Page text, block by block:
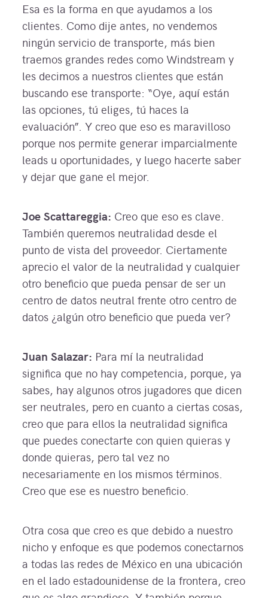
Esa es la forma en que ayudamos a los
clientes. Como dije antes, no vendemos
ningún servicio de transporte, más bien
traemos grandes redes como Windstream y
les decimos a nuestros clientes que están
buscando ese transporte: “Oye, aquí están
las opciones, tú eliges, tú haces la
evaluación”. Y creo que eso es maravilloso
porque nos permite generar imparcialmente
leads u oportunidades, y luego hacerte saber
y dejar que gane el mejor.
Joe Scattareggia: Creo que eso es clave.
También queremos neutralidad desde el
punto de vista del proveedor. Ciertamente
aprecio el valor de la neutralidad y cualquier
otro beneficio que pueda pensar de ser un
centro de datos neutral frente otro centro de
datos ¿algún otro beneficio que pueda ver?
Juan Salazar: Para mí la neutralidad
significa que no hay competencia, porque, ya
sabes, hay algunos otros jugadores que dicen
ser neutrales, pero en cuanto a ciertas cosas,
creo que para ellos la neutralidad significa
que puedes conectarte con quien quieras y
donde quieras, pero tal vez no
necesariamente en los mismos términos.
Creo que ese es nuestro beneficio.
Otra cosa que creo es que debido a nuestro
nicho y enfoque es que podemos conectarnos
a todas las redes de México en una ubicación
en el lado estadounidense de la frontera, creo